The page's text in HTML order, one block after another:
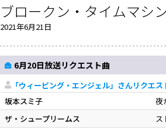
ブロークン・タイムマシ
2021年6月21日
6月20日放送リクエスト曲
「ウィーピング・エンジェル」さんリクエス
坂本スミ子
夜
ザ・シュープリームス
ス